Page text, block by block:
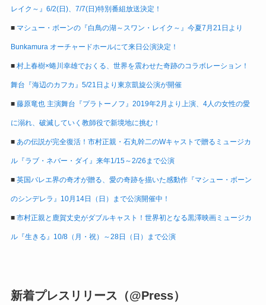
レイク～』6/2(日)、7/7(日)特別番組放送決定！
■ マシュー・ボーンの『白鳥の湖～スワン・レイク～』今夏7月21日より
Bunkamura オーチャードホールにて来日公演決定！
■ 村上春樹×蜷川幸雄でおくる、世界を震わせた奇跡のコラボレーション！
舞台『海辺のカフカ』5/21日より東京凱旋公演が開催
■ 藤原竜也 主演舞台『プラトーノフ』2019年2月より上演、4人の女性の愛
に溺れ、破滅していく教師役で新境地に挑む！
■ あの伝説が完全復活！市村正親・石丸幹二のWキャストで贈るミュージカ
ル『ラブ・ネバー・ダイ』来年1/15～2/26まで公演
■ 英国バレエ界の奇才が贈る、愛の奇跡を描いた感動作『マシュー・ボーン
のシンデレラ』10月14日（日）まで公演開催中！
■ 市村正親と鹿賀丈史がダブルキャスト！世界初となる黒澤映画ミュージカ
ル『生きる』10/8（月・祝）～28日（日）まで公演
新着プレスリリース（@Press）